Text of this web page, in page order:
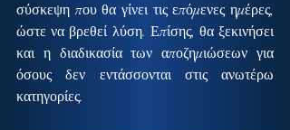
σύσκεψη που θα γίνει τις επόμενες ημέρες,
ώστε να βρεθεί λύση. Επίσης, θα ξεκινήσει
και η διαδικασία των αποζημιώσεων για
όσους δεν εντάσσονται στις ανωτέρω
κατηγορίες.